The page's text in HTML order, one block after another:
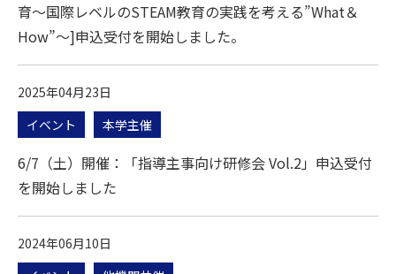
育～国際レベルのSTEAM教育の実践を考える”What＆
How”～]申込受付を開始しました。
2025年04月23日
イベント
本学主催
6/7（土）開催：「指導主事向け研修会 Vol.2」申込受付
を開始しました
2024年06月10日